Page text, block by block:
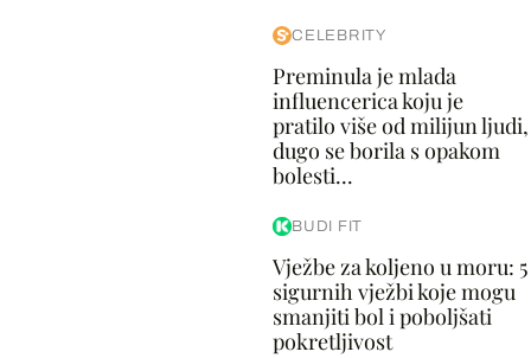
CELEBRITY
Preminula je mlada
influencerica koju je
pratilo više od milijun ljudi,
dugo se borila s opakom
bolesti...
BUDI FIT
Vježbe za koljeno u moru: 5
sigurnih vježbi koje mogu
smanjiti bol i poboljšati
pokretljivost